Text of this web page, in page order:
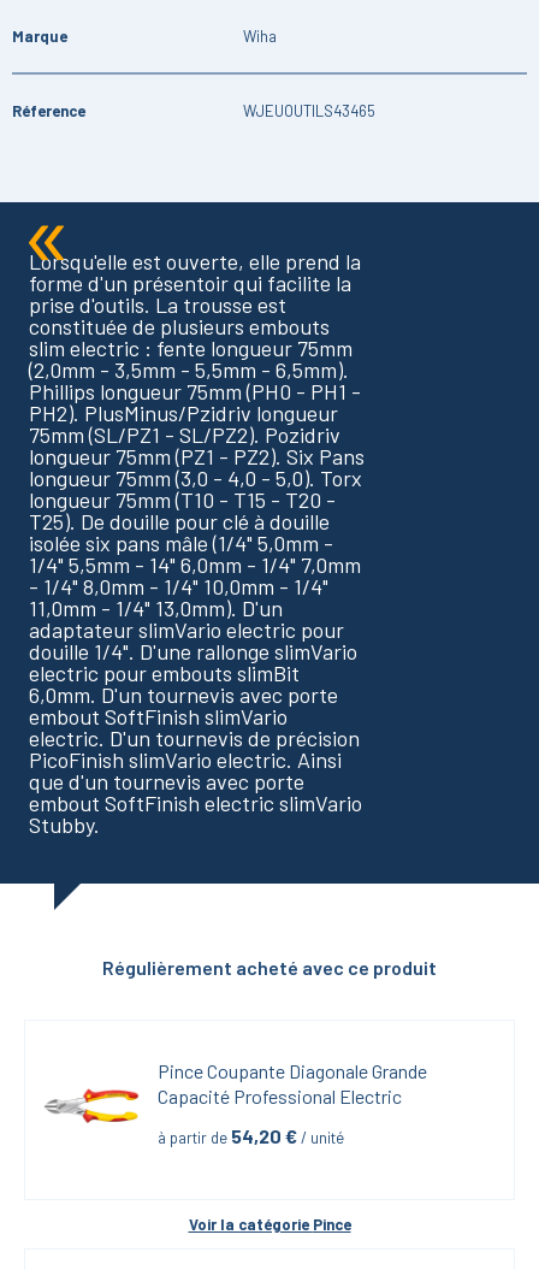
Marque Wiha
Réference WJEUOUTILS43465
Lorsqu'elle est ouverte, elle prend la
forme d'un présentoir qui facilite la
prise d'outils. La trousse est
constituée de plusieurs embouts
slim electric : fente longueur 75mm
(2,0mm - 3,5mm - 5,5mm - 6,5mm).
Phillips longueur 75mm (PH0 - PH1 -
PH2). PlusMinus/Pzidriv longueur
75mm (SL/PZ1 - SL/PZ2). Pozidriv
longueur 75mm (PZ1 - PZ2). Six Pans
longueur 75mm (3,0 - 4,0 - 5,0). Torx
longueur 75mm (T10 - T15 - T20 -
T25). De douille pour clé à douille
isolée six pans mâle (1/4" 5,0mm -
1/4" 5,5mm - 14" 6,0mm - 1/4" 7,0mm
- 1/4" 8,0mm - 1/4" 10,0mm - 1/4"
11,0mm - 1/4" 13,0mm). D'un
adaptateur slimVario electric pour
douille 1/4". D'une rallonge slimVario
electric pour embouts slimBit
6,0mm. D'un tournevis avec porte
embout SoftFinish slimVario
electric. D'un tournevis de précision
PicoFinish slimVario electric. Ainsi
que d'un tournevis avec porte
embout SoftFinish electric slimVario
Stubby.
Régulièrement acheté avec ce produit
Pince Coupante Diagonale Grande
Capacité Professional Electric
à partir de 54,20 € / unité
Voir la catégorie Pince